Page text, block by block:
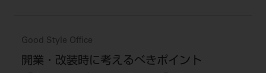
Good Style Office
開業・改装時に考えるべきポイント